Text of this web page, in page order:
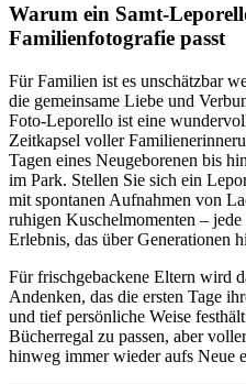
Warum ein Samt-
Familienfotografie passt
Für Familien ist es unschätzbar
die gemeinsame Liebe und
Foto-Leporello ist eine
Zeitkapsel voller
Tagen eines Neugeborenen bis
im Park. Stellen Sie sich ein
mit spontanen Aufnahmen von
ruhigen Kuschelmomenten –
Erlebnis, das über Generationen
Für frischgebackene Eltern wird
Andenken, das die ersten Tage
und tief persönliche Weise
Bücherregal zu passen, aber
hinweg immer wieder aufs Neue